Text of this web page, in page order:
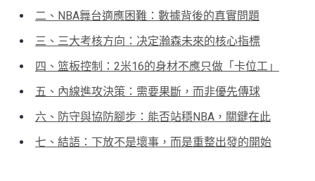
二、NBA舞台適應困難：數據背後的真實問題
三、三大考核方向：决定瀚森未來的核心指標
四、篮板控制：2米16的身材不應只做「卡位工」
五、內線進攻決策：需要果斷，而非優先傳球
六、防守與協防腳步：能否站穩NBA，關鍵在此
七、結語：下放不是壞事，而是重整出發的開始